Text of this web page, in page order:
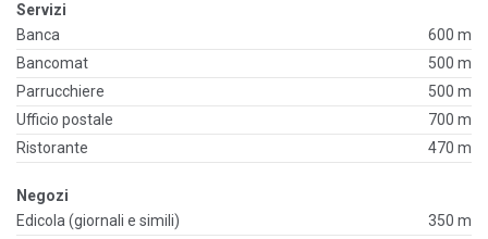
Servizi
Banca
600 m
Bancomat
500 m
Parrucchiere
500 m
Ufficio postale
700 m
Ristorante
470 m
Negozi
Edicola (giornali e simili)
350 m